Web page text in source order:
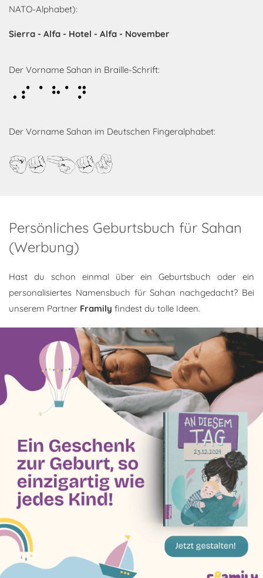
NATO-Alphabet):
Sierra - Alfa - Hotel - Alfa - November
Der Vorname Sahan in Braille-Schrift:
Sahan
Der Vorname Sahan im Deutschen Fingeralphabet:
Sahan
Persönliches Geburtsbuch für Sahan
(Werbung)
Hast du schon einmal über ein Geburtsbuch oder ein
personalisiertes Namensbuch für Sahan nachgedacht? Bei
unserem Partner Framily findest du tolle Ideen.